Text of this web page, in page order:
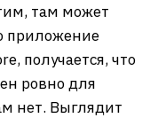
там может
приложение
получается, что
ровно для
нет. Выглядит